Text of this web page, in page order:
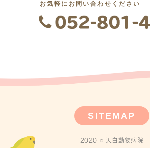
お気軽にお問い合わせください
SITEMAP
2020 © 天白動物病院